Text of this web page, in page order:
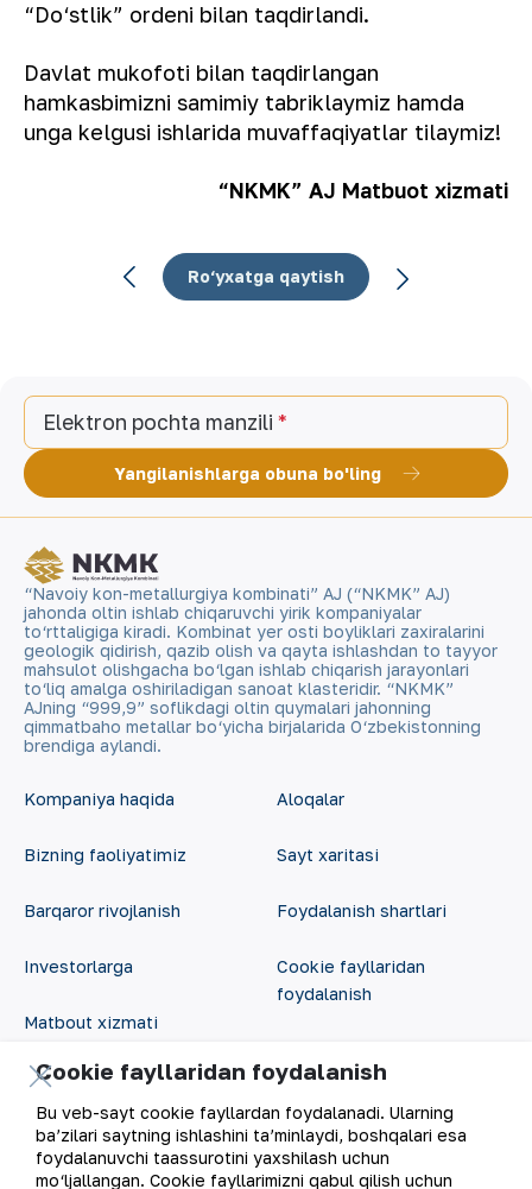
“Do‘stlik” ordeni bilan taqdirlandi.
Davlat mukofoti bilan taqdirlangan
hamkasbimizni samimiy tabriklaymiz hamda
unga kelgusi ishlarida muvaffaqiyatlar tilaymiz!
“NKMK” AJ Matbuot xizmati
Ro‘yxatga qaytish
Elektron pochta manzili
Yangilanishlarga obuna bo'ling
“Navoiy kon-metallurgiya kombinati” AJ (“NKMK” AJ)
jahonda oltin ishlab chiqaruvchi yirik kompaniyalar
to‘rttaligiga kiradi. Kombinat yer osti boyliklari zaxiralarini
geologik qidirish, qazib olish va qayta ishlashdan to tayyor
mahsulot olishgacha bo‘lgan ishlab chiqarish jarayonlari
to‘liq amalga oshiriladigan sanoat klasteridir. “NKMK”
AJning “999,9” soflikdagi oltin quymalari jahonning
qimmatbaho metallar bo‘yicha birjalarida O‘zbekistonning
brendiga aylandi.
Kompaniya haqida
Bizning faoliyatimiz
Barqaror rivojlanish
Investorlarga
Matbout xizmati
Karyera
Raqamli hukumat
Aloqalar
Sayt xaritasi
Foydalanish shartlari
Cookie fayllaridan
foydalanish
RSS feed
Cookie fayllaridan foydalanish
Bu veb-sayt cookie fayllardan foydalanadi. Ularning
ba’zilari saytning ishlashini ta’minlaydi, boshqalari esa
foydalanuvchi taassurotini yaxshilash uchun
mo‘ljallangan. Cookie fayllarimizni qabul qilish uchun